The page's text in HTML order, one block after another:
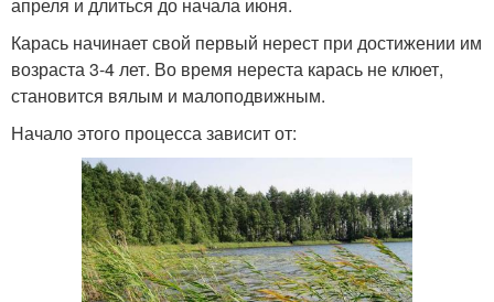
Карась начинает свой первый нерест при достижении им
возраста 3-4 лет. Во время нереста карась не клюет,
становится вялым и малоподвижным.
Начало этого процесса зависит от: